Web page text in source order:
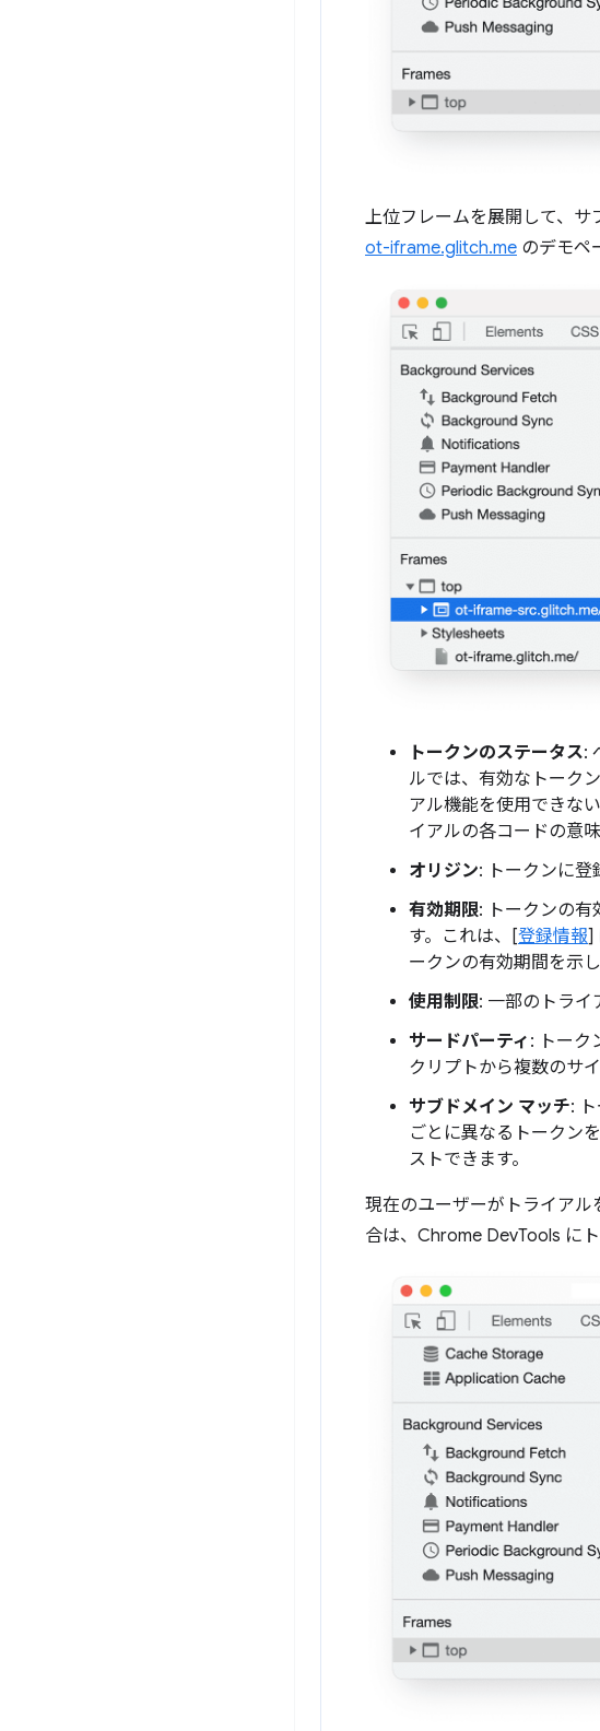
上位フレームを展開して、サ
ot-iframe.glitch.me のデモペ
トークンのステータス:
ルでは、有効なトーク
アル機能を使用できな
イアルの各コードの意
オリジン: トークンに登
有効期限: トークンの有
す。これは、[登録情報]
ークンの有効期間を示し
使用制限: 一部のトライ
サードパーティ : トーク
クリプトから複数のサ
サブドメイン マッチ:
ごとに異なるトークン
ストできます。
現在のユーザーがトライア
合は、Chrome DevTools に